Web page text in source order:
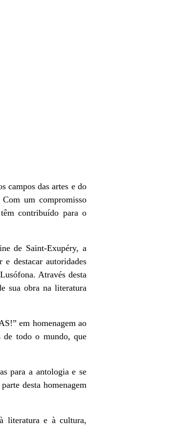
campos das artes e do
um compromisso
contribuído para o
de Saint-Exupéry, a
destacar autoridades
Através desta
sua obra na literatura
em homenagem ao
de todo o mundo, que
para a antologia e se
desta homenagem
literatura e à cultura,